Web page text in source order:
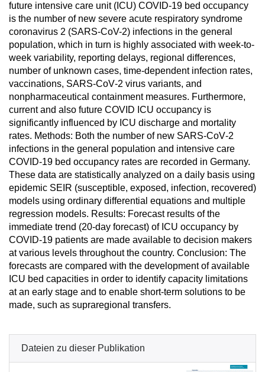
future intensive care unit (ICU) COVID-19 bed occupancy
is the number of new severe acute respiratory syndrome
coronavirus 2 (SARS-CoV-2) infections in the general
population, which in turn is highly associated with week-to-
week variability, reporting delays, regional differences,
number of unknown cases, time-dependent infection rates,
vaccinations, SARS-CoV‑2 virus variants, and
nonpharmaceutical containment measures. Furthermore,
current and also future COVID ICU occupancy is
significantly influenced by ICU discharge and mortality
rates. Methods: Both the number of new SARS-CoV‑2
infections in the general population and intensive care
COVID-19 bed occupancy rates are recorded in Germany.
These data are statistically analyzed on a daily basis using
epidemic SEIR (susceptible, exposed, infection, recovered)
models using ordinary differential equations and multiple
regression models. Results: Forecast results of the
immediate trend (20-day forecast) of ICU occupancy by
COVID-19 patients are made available to decision makers
at various levels throughout the country. Conclusion: The
forecasts are compared with the development of available
ICU bed capacities in order to identify capacity limitations
at an early stage and to enable short-term solutions to be
made, such as supraregional transfers.
Dateien zu dieser Publikation